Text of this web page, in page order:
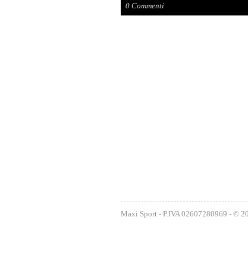
0 Commenti
Maxi Sport - P.IVA 02607280969 - ©